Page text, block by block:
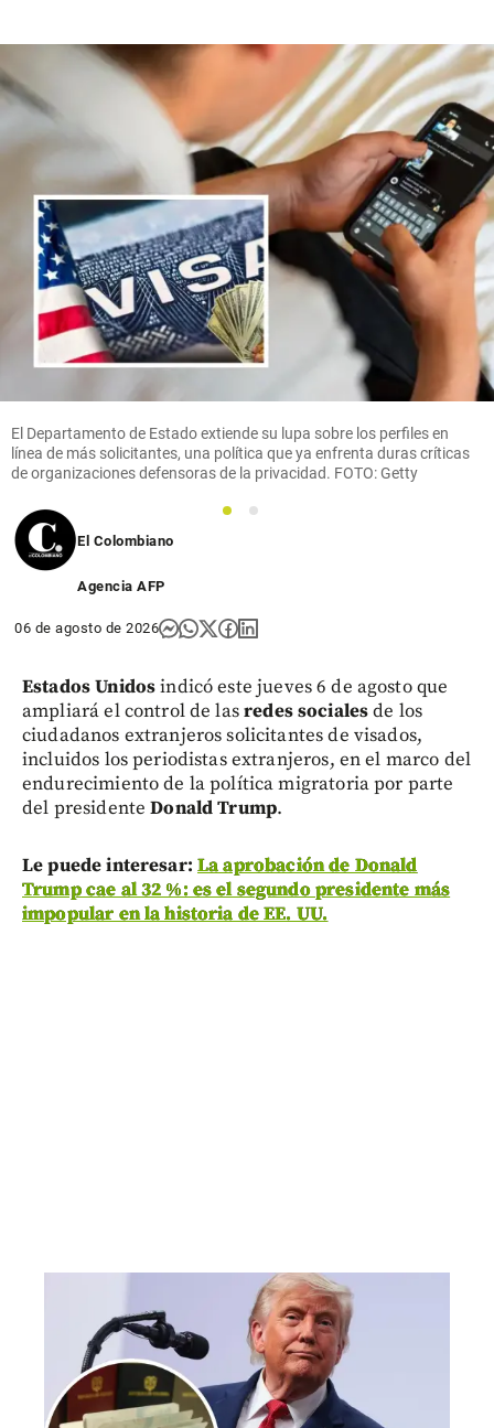
El Departamento de Estado extiende su lupa sobre los perfiles en
línea de más solicitantes, una política que ya enfrenta duras críticas
de organizaciones defensoras de la privacidad. FOTO: Getty
1
2
El Colombiano
Agencia AFP
06 de agosto de 2026
Estados Unidosindicó este jueves 6 de agosto que
ampliará el control de lasredes socialesde los
ciudadanos extranjeros solicitantes de visados,
incluidos los periodistas extranjeros, en el marco del
endurecimiento de la política migratoria por parte
del presidenteDonald Trump.
Le puede interesar: La aprobación de Donald
Trump cae al 32 %: es el segundo presidente más
impopular en la historia de EE. UU.